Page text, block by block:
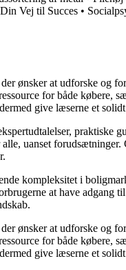
Vej til Succes •
ønsker at udforske og
for både købere,
give læserne et
praktiske
uanset forudsætninger.
kompleksitet i
at have
ønsker at udforske og
for både købere,
give læserne et